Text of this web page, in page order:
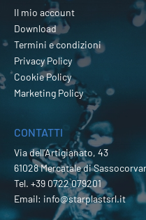
Il mio account
Download
Termini e condizioni
Privacy Policy
Cookie Policy
Marketing Policy
CONTATTI
Via dell’Artigianato, 43
61028 Mercatale di
Tel. +39 0722 079201
Email: info@starplastsrl.it